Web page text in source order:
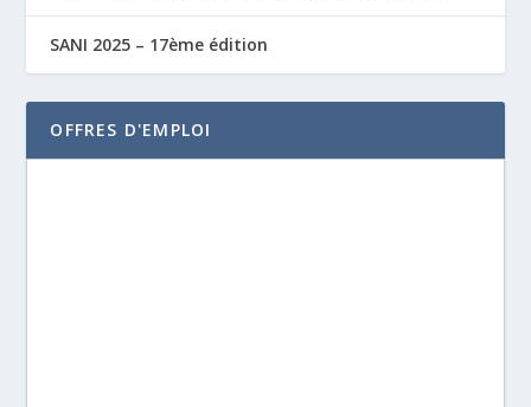
SANI 2025 – 17ème édition
OFFRES D'EMPLOI